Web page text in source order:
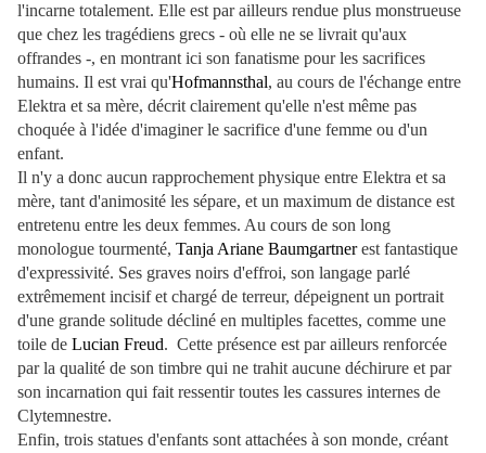
l'incarne totalement. Elle est par ailleurs rendue plus monstrueuse
que chez les tragédiens grecs - où elle ne se livrait qu'aux
offrandes -, en montrant ici son fanatisme pour les sacrifices
humains. Il est vrai qu'Hofmannsthal, au cours de l'échange entre
Elektra et sa mère, décrit clairement qu'elle n'est même pas
choquée à l'idée d'imaginer le sacrifice d'une femme ou d'un
enfant.
Il n'y a donc aucun rapprochement physique entre Elektra et sa
mère, tant d'animosité les sépare, et un maximum de distance est
entretenu entre les deux femmes. Au cours de son long
monologue tourmenté, Tanja Ariane Baumgartnerest fantastique
d'expressivité. Ses graves noirs d'effroi, son langage parlé
extrêmement incisif et chargé de terreur, dépeignent un portrait
d'une grande solitude décliné en multiples facettes, comme une
toile de Lucian Freud. Cette présence est par ailleurs renforcée
par la qualité de son timbre qui ne trahit aucune déchirure et par
son incarnation qui fait ressentir toutes les cassures internes de
Clytemnestre.
Enfin, trois statues d'enfants sont attachées à son monde, créant